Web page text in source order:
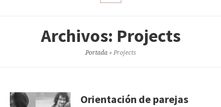
Archivos: Projects
Portada» Projects
Orientación de parejas